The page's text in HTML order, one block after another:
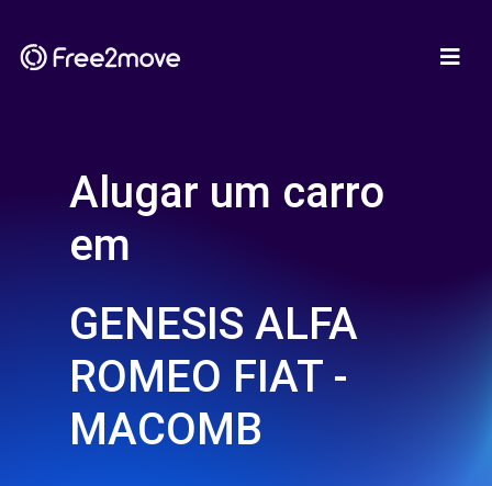
Alugar um carro
em
GENESIS ALFA
ROMEO FIAT -
MACOMB